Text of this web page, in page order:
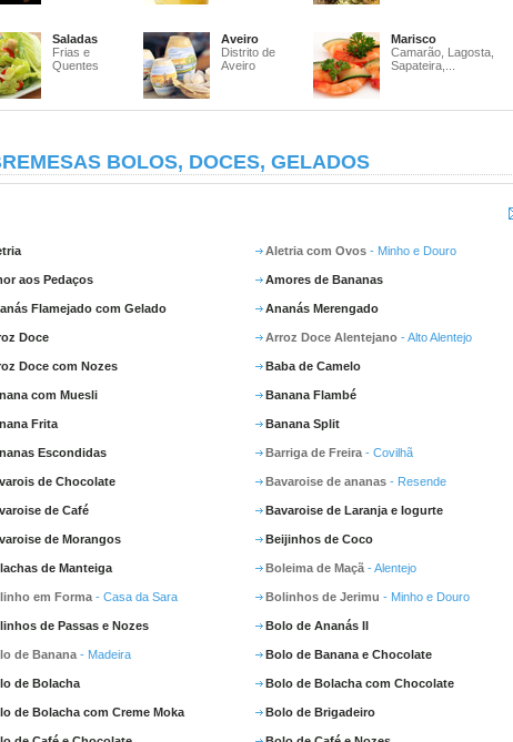
Saladas
Frias e
Quentes
Aveiro
Distrito de
Aveiro
Marisco
Camarão, Lagosta,
Sapateira,...
BOLOS, DOCES, GELADOS
Aletria com Ovos - Minho e Douro
aos Pedaços Amores de Bananas
Flamejado com Gelado Ananás Merengado
Doce Arroz Doce Alentejano - Alto Alentejo
Doce com Nozes Baba de Camelo
com Muesli Banana Flambé
Frita Banana Split
Escondidas Barriga de Freira - Covilhã
de Chocolate Bavaroise de ananas - Resende
de Café Bavaroise de Laranja e Iogurte
de Morangos Beijinhos de Coco
de Manteiga Boleima de Maçã - Alentejo
em Forma - Casa da Sara Bolinhos de Jerimu - Minho e Douro
de Passas e Nozes Bolo de Ananás II
de Banana - Madeira Bolo de Banana e Chocolate
de Bolacha Bolo de Bolacha com Chocolate
de Bolacha com Creme Moka Bolo de Brigadeiro